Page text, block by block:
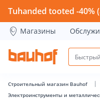
WC NUPP 778 MATT
Tuhanded tooted -40%
Магазины
Строительный магазин Bauhof
Электроинструменты и